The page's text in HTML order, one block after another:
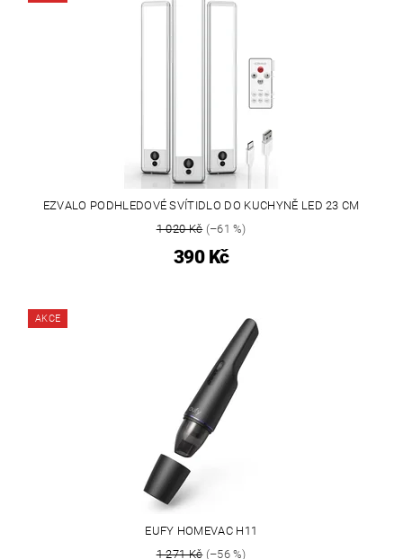
EZVALO PODHLEDOVÉ SVÍTIDLO DO KUCHYNĚ LED 23 CM
1 020 Kč(–61 %)
390 Kč
AKCE
EUFY HOMEVAC H11
1 271 Kč(–56 %)